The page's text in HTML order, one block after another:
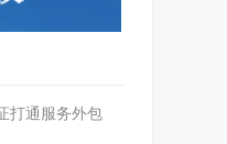
打通服务外包